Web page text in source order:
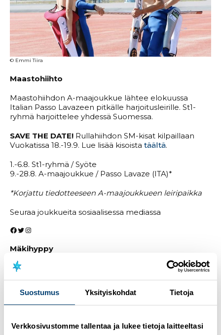
Suostumus Yksityiskohdat Tietoja
Verkkosivustomme tallentaa ja lukee tietoja laitteeltasi
© Emmi Tiira
Maastohiihto
Maastohiihdon A-maajoukkue lähtee elokuussa
Italian Passo Lavazeen pitkälle harjoitusleirille. St1-
ryhmä harjoittelee yhdessä Suomessa.
SAVE THE DATE! Rullahiihdon SM-kisat kilpaillaan
Vuokatissa 18.-19.9. Lue lisää kisoista täältä.
1.-6.8. St1-ryhmä / Syöte
9.-28.8. A-maajoukkue / Passo Lavaze (ITA)*
*Korjattu tiedotteeseen A-maajoukkueen leiripaikka
Seuraa joukkueita sosiaalisessa mediassa
Facebook
Twitter
Instagram
Mäkihyppy
Miesten maajoukkue viettää elokuun Keski-
sekä nuorten maajoukkueet harjoittelevat Rukalla.
Naisten maajoukkueesta Courchevelin kesä-GP:ssä